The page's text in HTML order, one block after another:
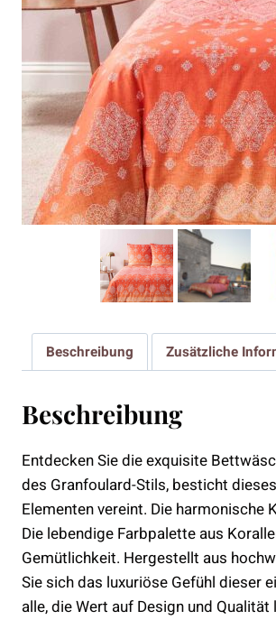
Beschreibung Zusätzliche
Beschreibung
Entdecken Sie die exquisite
des Granfoulard-Stils, besticht
Elementen vereint. Die
Die lebendige Farbpalette aus
Gemütlichkeit. Hergestellt aus
Sie sich das luxuriöse Gefühl dieser
alle, die Wert auf Design und Qualität